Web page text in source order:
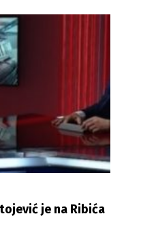
je na Ribića